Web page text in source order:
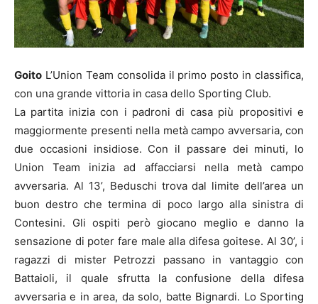
Goito L’Union Team consolida il primo posto in classifica,
con una grande vittoria in casa dello Sporting Club.
La partita inizia con i padroni di casa più propositivi e
maggiormente presenti nella metà campo avversaria, con
due occasioni insidiose. Con il passare dei minuti, lo
Union Team inizia ad affacciarsi nella metà campo
avversaria. Al 13’, Beduschi trova dal limite dell’area un
buon destro che termina di poco largo alla sinistra di
Contesini. Gli ospiti però giocano meglio e danno la
sensazione di poter fare male alla difesa goitese. Al 30’, i
ragazzi di mister Petrozzi passano in vantaggio con
Battaioli, il quale sfrutta la confusione della difesa
avversaria e in area, da solo, batte Bignardi. Lo Sporting